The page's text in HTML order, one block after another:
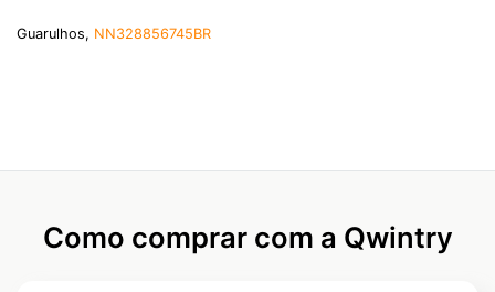
Guarulhos, NN328856745BR
Como comprar com a Qwintry